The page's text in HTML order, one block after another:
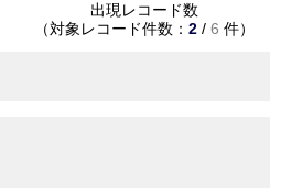
出現レコード数
（対象レコード件数： 2 / 6 件）